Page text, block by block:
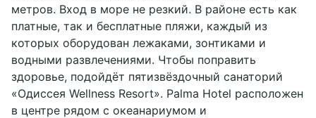
метров. Вход в море не резкий. В районе есть как
платные, так и бесплатные пляжи, каждый из
которых оборудован лежаками, зонтиками и
водными развлечениями. Чтобы поправить
здоровье, подойдёт пятизвёздочный санаторий
«Одиссея Wellness Resort». Palma Hotel расположен
в центре рядом с океанариумом и